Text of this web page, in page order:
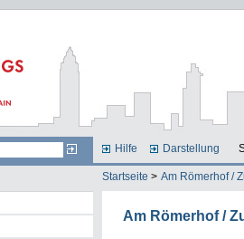
Hilfe Darstellung
Startseite > Am Römerhof /
Am Römerhof /